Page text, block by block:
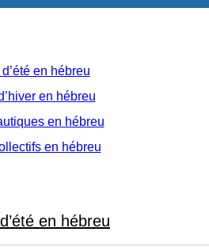
en hébreu
en hébreu
en hébreu
en hébreu
en hébreu